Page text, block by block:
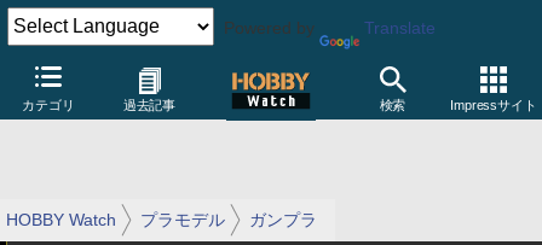
Powered by Translate
カテゴリ 過去記事 検索 Impressサイト
HOBBY Watch プラモデル ガンプラ